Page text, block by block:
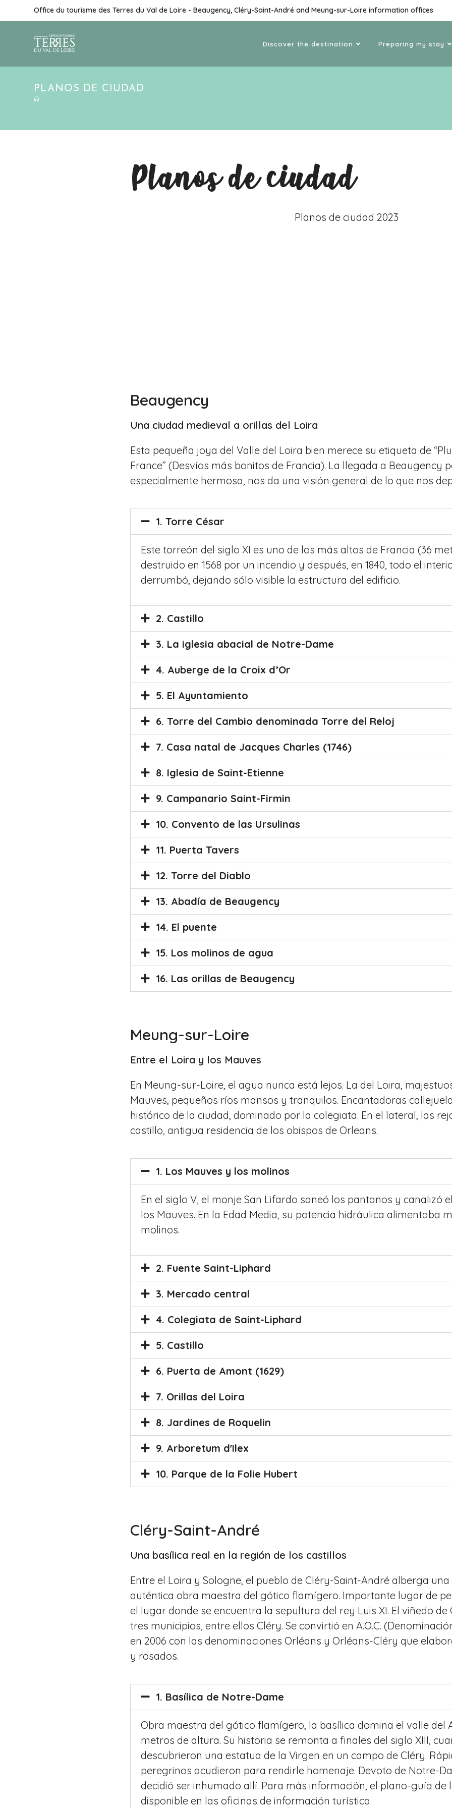
Office du tourisme des Terres du Val de Loire - Beaugency, Cléry-Saint-André and Meung-sur-Loire information offices
Discover the destination Preparing my stay
PLANOS DE CIUDAD
Planos de ciudad
Planos de ciudad 2023
Beaugency
Una ciudad medieval a orillas del Loira
Esta pequeña joya del Valle del Loira bien merece su etiqueta de
France” (Desvíos más bonitos de Francia). La llegada a Beaugency
especialmente hermosa, nos da una visión general de lo que nos
1. Torre César
Este torreón del siglo XI es uno de los más altos de Francia (36
destruido en 1568 por un incendio y después, en 1840, todo el
derrumbó, dejando sólo visible la estructura del edificio.
2. Castillo
3. La iglesia abacial de Notre-Dame
4. Auberge de la Croix d’Or
5. El Ayuntamiento
6. Torre del Cambio denominada Torre del Reloj
7. Casa natal de Jacques Charles (1746)
8. Iglesia de Saint-Etienne
9. Campanario Saint-Firmin
10. Convento de las Ursulinas
11. Puerta Tavers
12. Torre del Diablo
13. Abadía de Beaugency
14. El puente
15. Los molinos de agua
16. Las orillas de Beaugency
Meung-sur-Loire
Entre el Loira y los Mauves
En Meung-sur-Loire, el agua nunca está lejos. La del Loira,
Mauves, pequeños ríos mansos y tranquilos. Encantadoras
histórico de la ciudad, dominado por la colegiata. En el lateral, las
castillo, antigua residencia de los obispos de Orleans.
1. Los Mauves y los molinos
En el siglo V, el monje San Lifardo saneó los pantanos y canalizó
los Mauves. En la Edad Media, su potencia hidráulica alimentaba
molinos.
2. Fuente Saint-Liphard
3. Mercado central
4. Colegiata de Saint-Liphard
5. Castillo
6. Puerta de Amont (1629)
7. Orillas del Loira
8. Jardines de Roquelin
9. Arboretum d'Ilex
10. Parque de la Folie Hubert
Cléry-Saint-André
Una basílica real en la región de los castillos
Entre el Loira y Sologne, el pueblo de Cléry-Saint-André alberga
auténtica obra maestra del gótico flamígero. Importante lugar de
el lugar donde se encuentra la sepultura del rey Luis XI. El viñedo
tres municipios, entre ellos Cléry. Se convirtió en A.O.C.
en 2006 con las denominaciones Orléans y Orléans-Cléry que
y rosados.
1. Basílica de Notre-Dame
Obra maestra del gótico flamígero, la basílica domina el valle del
metros de altura. Su historia se remonta a finales del siglo XIII,
descubrieron una estatua de la Virgen en un campo de Cléry.
peregrinos acudieron para rendirle homenaje. Devoto de Notre-
decidió ser inhumado allí. Para más información, el plano-guía de
disponible en las oficinas de información turística.